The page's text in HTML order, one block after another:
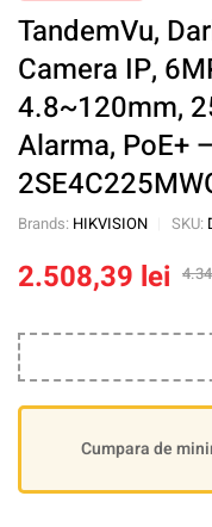
TandemVu,
Camera IP,
4.8~120mm,
Alarma, PoE+
Brands: HIKVISION SKU:
2.508,39 lei
Cumpara de